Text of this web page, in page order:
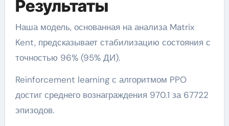
Результаты
Наша модель, основанная на анализа Matrix
Kent, предсказывает стабилизацию состояния с
точностью 96% (95% ДИ).
Reinforcement learning с алгоритмом PPO
достиг среднего вознаграждения 970.1 за 67722
эпизодов.